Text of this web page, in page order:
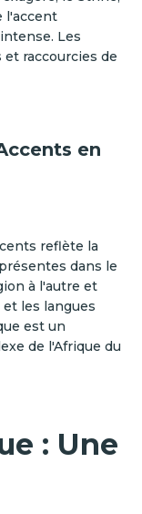
l'accent
Les
raccourcies de
en
reflète la
dans le
à l'autre et
les langues
est un
de l'Afrique du
: Une